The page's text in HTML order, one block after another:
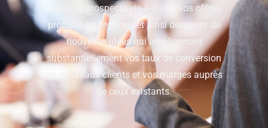
clients et prospects vis-à-vis de vos offres,
produits ou services, et ainsi découvrir de
nouvelles idées qui amélioreront
substantiellement vos taux de conversion
de nouveaux clients et vos marges auprès
de ceux existants.